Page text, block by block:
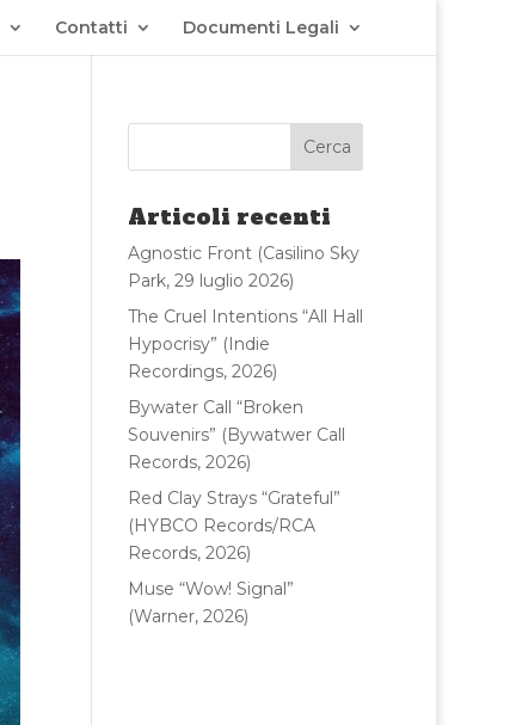
Contatti Documenti Legali
Articoli recenti
Agnostic Front (Casilino Sky
Park, 29 luglio 2026)
The Cruel Intentions “All Hall
Hypocrisy” (Indie
Recordings, 2026)
Bywater Call “Broken
Souvenirs” (Bywatwer Call
Records, 2026)
Red Clay Strays “Grateful”
(HYBCO Records/RCA
Records, 2026)
Muse “Wow! Signal”
(Warner, 2026)